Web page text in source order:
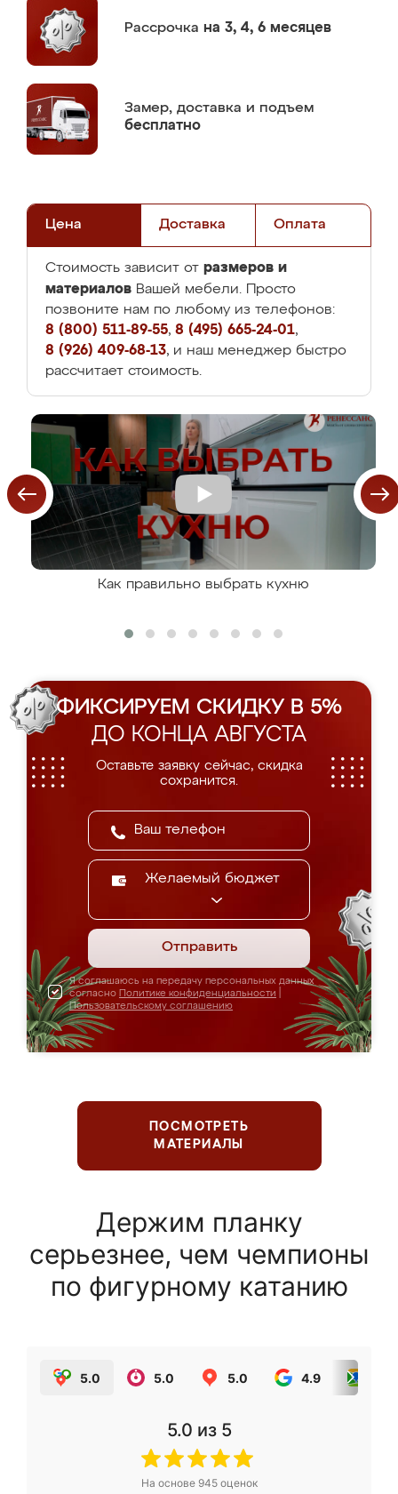
Рассрочка на 3, 4, 6 месяцев
Замер, доставка и подъем
бесплатно
Цена Доставка Оплата
Стоимость зависит от размеров и
материалов Вашей мебели. Просто
позвоните нам по любому из телефонов:
8 (800) 511-89-55, 8 (495) 665-24-01,
8 (926) 409-68-13, и наш менеджер быстро
рассчитает стоимость.
Как правильно выбрать кухню
ФИКСИРУЕМ СКИДКУ В 5%
ДО КОНЦА АВГУСТА
Оставьте заявку сейчас, скидка
сохранится.
Желаемый бюджет
Отправить
Я соглашаюсь на передачу персональных данных
согласно Политике конфиденциальности
Пользовательскому соглашению
ПОСМОТРЕТЬ
МАТЕРИАЛЫ
Держим планку
серьезнее, чем чемпионы
по фигурному катанию
5.0 5.0 5.0 4.9
5.0 из 5
На основе 945оценок